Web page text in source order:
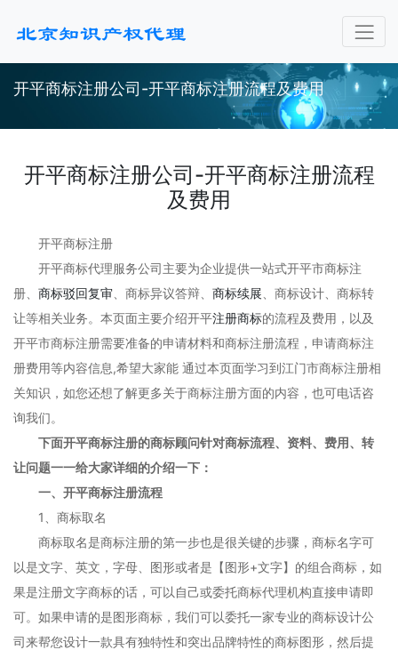
开平商标注册公司-开平商标注册流程及费用
开平商标注册公司-开平商标注册流程
及费用
开平商标注册
开平商标代理服务公司主要为企业提供一站式开平市商标注
册、 商标驳回复审 、商标异议答辩、 商标续展 、商标设计、商标转
让等相关业务。本页面主要介绍开平注册商标的流程及费用，以及
开平市商标注册需要准备的申请材料和商标注册流程，申请商标注
册费用等内容信息,希望大家能 通过本页面学习到江门市商标注册相
关知识，如您还想了解更多关于商标注册方面的内容，也可电话咨
询我们。
下面开平商标注册的商标顾问针对商标流程、资料、费用、转
让问题一一给大家详细的介绍一下：
一、开平商标注册流程
1、商标取名
商标取名是商标注册的第一步也是很关键的步骤，商标名字可
以是文字、英文，字母、图形或者是【图形+文字】的组合商标，如
果是注册文字商标的话，可以自己或委托商标代理机构直接申请即
可。如果申请的是图形商标，我们可以委托一家专业的商标设计公
司来帮您设计一款具有独特性和突出品牌特性的商标图形，然后提